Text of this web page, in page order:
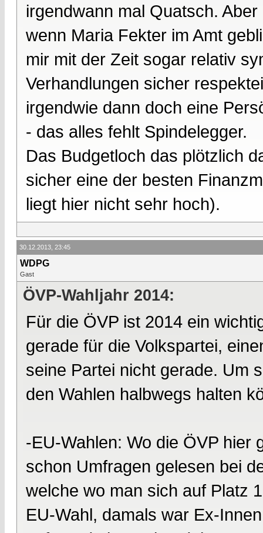
irgendwann mal Quatsch.
wenn Maria Fekter im Amt
mir mit der Zeit sogar relativ
Verhandlungen sicher
irgendwie dann doch eine
- das alles fehlt Spindelegger.
Das Budgetloch das plötzlich
sicher eine der besten
liegt hier nicht sehr hoch).
30.12.2013, 23:45
WDPG
Gast
ÖVP-Wahljahr 2014:
Für die ÖVP ist 2014 ein
gerade für die Volkspartei,
seine Partei nicht gerade. Um
den Wahlen halbwegs halten
-EU-Wahlen: Wo die ÖVP hier
schon Umfragen gelesen bei
welche wo man sich auf Platz
EU-Wahl, damals war Ex-